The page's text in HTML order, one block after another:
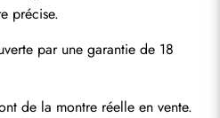
précise.
par une garantie de 18
de la montre réelle en vente.